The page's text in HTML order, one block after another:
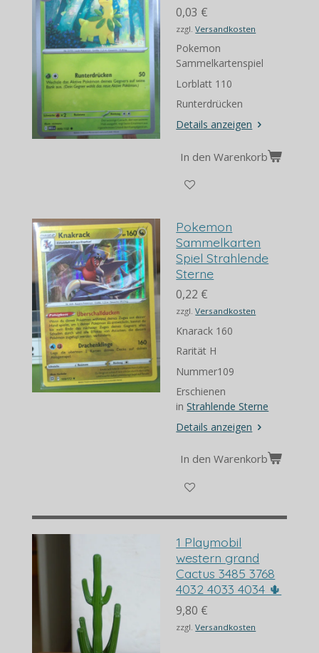
0,03 €
zzgl.Versandkosten
Pokemon
Sammelkartenspiel
Lorblatt 110
Runterdrücken
Details anzeigen
In den Warenkorb
Pokemon
Sammelkarten
Spiel Strahlende
Sterne
0,22 €
zzgl.Versandkosten
Knarack 160
Rarität H
Nummer109
Erschienen
inStrahlende Sterne
Details anzeigen
In den Warenkorb
1 Playmobil
western grand
Cactus 3485 3768
4032 4033 4034 🌵
9,80 €
zzgl.Versandkosten